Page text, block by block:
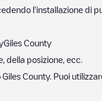
l'installazione di
Giles County
della posizione, ecc.
Giles County. Puoi